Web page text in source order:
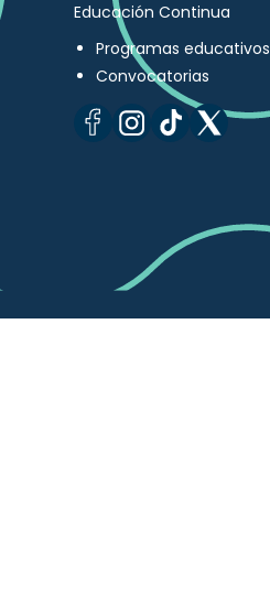
Educación Continua
Programas educativos
Convocatorias